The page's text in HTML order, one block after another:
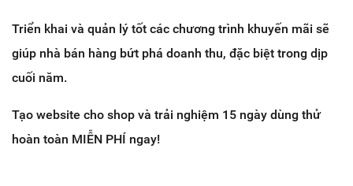
Triển khai và quản lý tốt các chương trình khuyến mãi sẽ
giúp nhà bán hàng bứt phá doanh thu, đặc biệt trong dịp
cuối năm.
Tạo website cho shop và trải nghiệm 15 ngày dùng thử
hoàn toàn MIỄN PHÍ ngay!